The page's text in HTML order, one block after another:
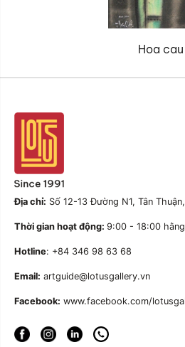
Hoa cau
Địa chỉ: Số 12-13 Đường N1, Tân
Thời gian hoạt động: 9:00 - 18:00
Hotline: +84 346 98 63 68
Email: artguide@lotusgallery.vn
Facebook: www.facebook.com/